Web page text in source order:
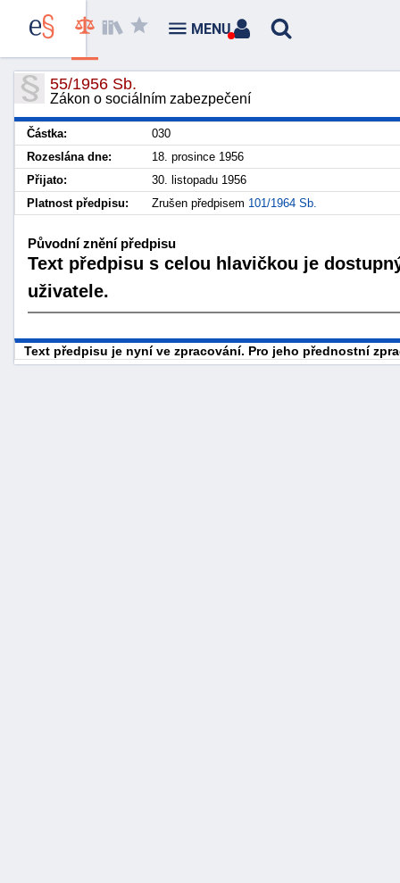
55/1956 Sb.
Zákon o sociálním zabezpečení
Částka:
030
Rozeslána dne:
18. prosince 1956
Přijato:
30. listopadu 1956
Platnost předpisu:
Zrušen předpisem 101/1964 Sb.
Původní znění předpisu
Text předpisu s celou hlavičkou je
uživatele.
Text předpisu je nyní ve zpracování. Pro jeho přednostní
MENU